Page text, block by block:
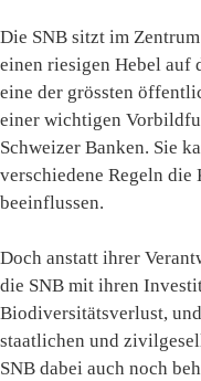
Die SNB sitzt im
einen riesigen Hebel auf
eine der grössten
einer wichtigen
Schweizer Banken. Sie
verschiedene Regeln
beeinflussen.
Doch anstatt ihrer
die SNB mit ihren
Biodiversitätsverlust,
staatlichen und
SNB dabei auch noch